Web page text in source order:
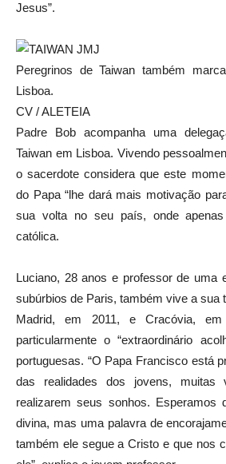
Jesus”.
Peregrinos de Taiwan também
Lisboa.
CV / ALETEIA
Padre Bob acompanha uma
Taiwan em Lisboa. Vivendo
o sacerdote considera que este
do Papa “lhe dará mais motivação
sua volta no seu país, onde
católica.
Luciano, 28 anos e professor de uma
subúrbios de Paris, também vive a sua
Madrid, em 2011, e Cracóvia,
particularmente o “extraordinário
portuguesas. “O Papa Francisco está
das realidades dos jovens,
realizarem seus sonhos. Esperamos
divina, mas uma palavra de
também ele segue a Cristo e que nos